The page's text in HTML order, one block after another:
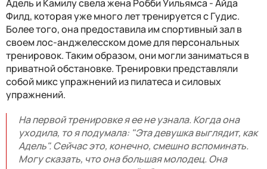
Адель и Камилу свела жена Робби Уильямса - Айда
Филд, которая уже много лет тренируется с Гудис.
Более того, она предоставила им спортивный зал в
своем лос-анджелесском доме для персональных
тренировок. Таким образом, они могли заниматься в
приватной обстановке. Тренировки представляли
собой микс упражнений из пилатеса и силовых
упражнений.
На первой тренировке я ее не узнала. Когда она
уходила, то я подумала: "Эта девушка выглядит, как
Адель". Сейчас это, конечно, смешно вспоминать.
Могу сказать, что она большая молодец. Она